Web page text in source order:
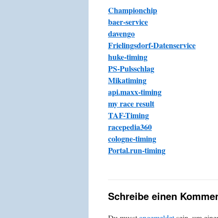
Championchip
baer-service
davengo
Frielingsdorf-Datenservice
huke-timing
PS-Pulsschlag
Mikatiming
api.maxx-timing
my race result
TAF-Timing
racepedia360
cologne-timing
Portal.run-timing
Schreibe einen